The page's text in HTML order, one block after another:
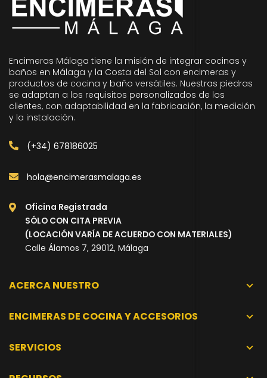
Encimeras Málaga tiene la misión de integrar cocinas y
baños en Málaga y la Costa del Sol con encimeras y
productos de cocina y baño versátiles. Nuestras piedras
se adaptan a los requisitos personalizados de los
clientes, con adaptabilidad en la fabricación, la medición
y la instalación.
(+34) 678186025
hola@encimerasmalaga.es
Oficina Registrada
SÓLO CON CITA PREVIA
(LOCACIÓN VARÍA DE ACUERDO CON MATERIALES)
Calle Álamos 7, 29012, Málaga
ACERCA NUESTRO
ENCIMERAS DE COCINA Y ACCESORIOS
SERVICIOS